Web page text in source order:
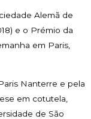
Alemã de
e o Prémio da
em Paris,
Nanterre e pela
em cotutela,
de São